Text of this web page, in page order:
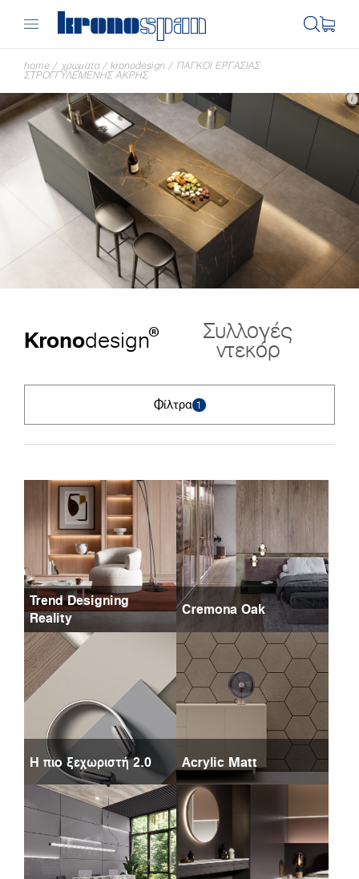
home / χρωματα/ kronodesign / ΠΆΓΚΟΙ ΕΡΓΑΣΊΑΣ
ΣΤΡΟΓΓΥΛΕΜΈΝΗΣ ΆΚΡΗΣ
Kronodesign® Συλλογές
ντεκόρ
Φίλτρα 1
Trend Designing
Reality
Cremona Oak
Η πιο ξεχωριστή 2.0 Acrylic Matt